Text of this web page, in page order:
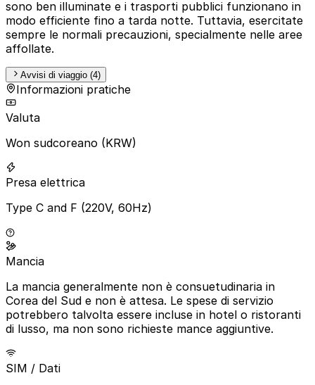
sono ben illuminate e i trasporti pubblici funzionano in
modo efficiente fino a tarda notte. Tuttavia, esercitate
sempre le normali precauzioni, specialmente nelle aree
affollate.
Avvisi di viaggio (4)
Informazioni pratiche
Valuta
Won sudcoreano (KRW)
Presa elettrica
Type C and F (220V, 60Hz)
Mancia
La mancia generalmente non è consuetudinaria in
Corea del Sud e non è attesa. Le spese di servizio
potrebbero talvolta essere incluse in hotel o ristoranti
di lusso, ma non sono richieste mance aggiuntive.
SIM / Dati